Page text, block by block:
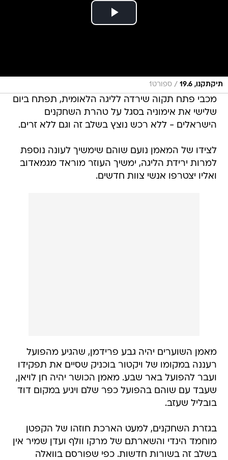
תיקתקנו, 19.6 / ספורט1
מכבי פתח תקוה שירדה לליגה הלאומית, תפתח ביום
שלישי את אימוניה בסגל על טהרת השחקנים
הישראלים - ללא רכש נוצץ בשלב זה וגם ללא זרים.
לצידו של המאמן נועם שוהם שימשיך לעונה נוספת
למרות ירידת הליגה, ימשיך העוזר מוראד מגמאדוב
ואליו יצטרפו אנשי צוות חדשים.
מאמן השוערים יהיה גבע פרידמן, שהגיע מהפועל
רעננה במקומו של ויקטור בוכניק שסיים את תפקידו
ועבר להפועל באר שבע. מאמן הכושר יהיה חן לויאן,
שעבד עם שוהם בהפועל כפר שלם ויגיע במקום דוד
בובליל שעזב.
בגזרת השחקנים, למעט הארכת חוזהו של הקפטן
מוחמד הינדי והשארתם של מרקו וולף ועדן שמיר אין
בשלב זה בשורות חדשות. כפי שפורסם בוואלה